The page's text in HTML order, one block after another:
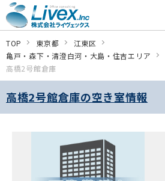
TOP 東京都
江東区
亀戸・森下・清澄白河・大島・住吉エリア
高橋2号館倉庫
高橋2号館倉庫の空き室情報